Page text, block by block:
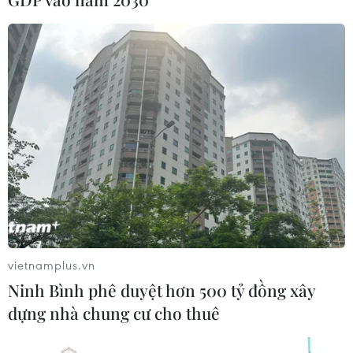
Xem thêm
CƠ QUAN CHỦ QUẢN: THÔNG TẤN XÃ VIỆT NAM
Tổng Biên tập: TRẦN TIẾN DUẨN
Phó Tổng Biên tập: NGUYỄN THỊ TÁM, KHÚC THANH
THỦY
Sở hữu trí tuệ
RSS
Hỗ trợ
vietnamplus.vn
Ninh Bình phê duyệt hơn 500 tỷ đồng xây
dựng nhà chung cư cho thuê